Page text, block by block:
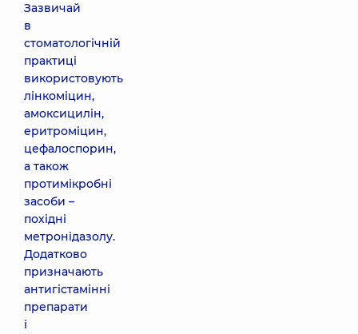
Зазвичай
в
стоматологічній
практиці
використовують
лінкоміцин,
амоксицилін,
еритроміцин,
цефалоспорин,
а також
протимікробні
засоби –
похідні
метронідазолу.
Додатково
призначають
антигістамінні
препарати
і